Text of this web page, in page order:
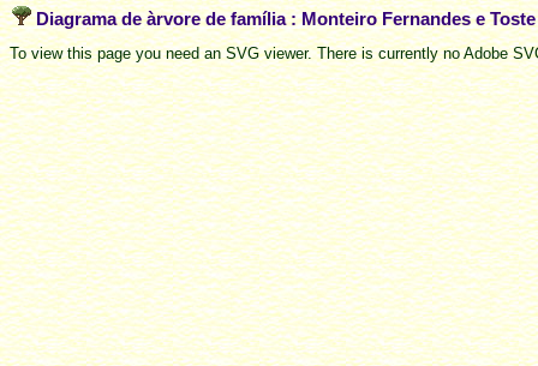
Diagrama de àrvore de família : Monteiro Fernandes e
To view this page you need an SVG viewer. There is currently no Adobe